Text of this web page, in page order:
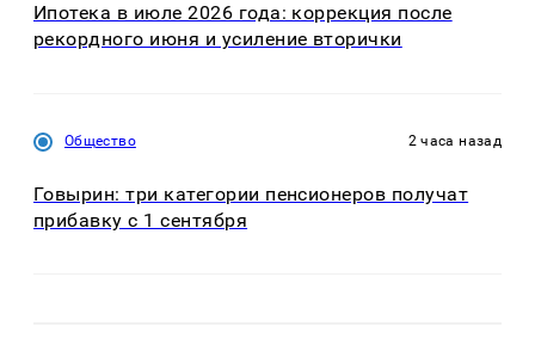
Ипотека в июле 2026 года: коррекция после
рекордного июня и усиление вторички
Общество 2 часа назад
Говырин: три категории пенсионеров получат
прибавку с 1 сентября